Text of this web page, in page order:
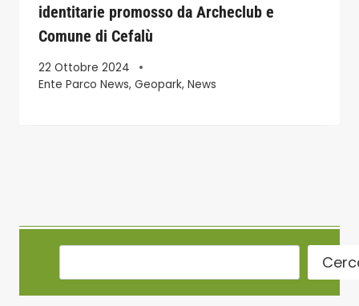
identitarie promosso da Archeclub e
Comune di Cefalù
22 Ottobre 2024
Ente Parco News, Geopark, News